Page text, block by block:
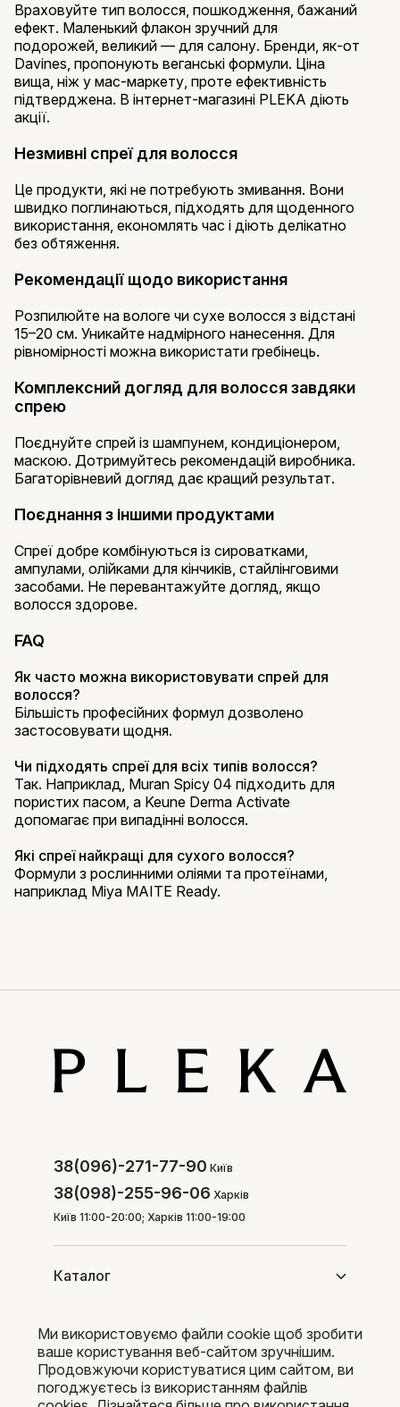
Враховуйте тип волосся, пошкодження, бажаний
ефект. Маленький флакон зручний для
подорожей, великий — для салону. Бренди, як-от
Davines, пропонують веганські формули. Ціна
вища, ніж у мас-маркету, проте ефективність
підтверджена. В інтернет-магазині PLEKA діють
акції.
Незмивні спреї для волосся
Це продукти, які не потребують змивання. Вони
швидко поглинаються, підходять для щоденного
використання, економлять час і діють делікатно
без обтяження.
Рекомендації щодо використання
Розпилюйте на вологе чи сухе волосся з відстані
15–20 см. Уникайте надмірного нанесення. Для
рівномірності можна використати гребінець.
Комплексний догляд для волосся завдяки
спрею
Поєднуйте спрей із шампунем, кондиціонером,
маскою. Дотримуйтесь рекомендацій виробника.
Багаторівневий догляд дає кращий результат.
Поєднання з іншими продуктами
Спреї добре комбінуються із сироватками,
ампулами, олійками для кінчиків, стайлінговими
засобами. Не перевантажуйте догляд, якщо
волосся здорове.
FAQ
Як часто можна використовувати спрей для
волосся?
Більшість професійних формул дозволено
застосовувати щодня.
Чи підходять спреї для всіх типів волосся?
Так. Наприклад, Muran Spicy 04 підходить для
пористих пасом, а Keune Derma Activate
допомагає при випадінні волосся.
Які спреї найкращі для сухого волосся?
Формули з рослинними оліями та протеїнами,
наприклад Miya MAITE Ready.
38(096)-271-77-90 Київ
38(098)-255-96-06 Харків
Київ 11:00-20:00; Харків 11:00-19:00
Каталог
Покупцям
Ми використовуємо файли cookie щоб зробити
ваше користування веб-сайтом зручнішим.
Продовжуючи користуватися цим сайтом, ви
погоджуєтесь із використанням файлів